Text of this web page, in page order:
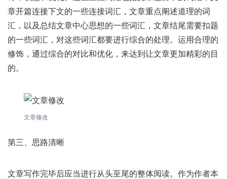
章开篇连接下文的一些连接词汇，文章重点阐述道理的词
汇，以及总结文章中心思想的一些词汇，文章结尾需要扣题
的一些词汇，对这些词汇都要进行综合的处理。运用合理的
修饰，通过综合的对比和优化，来达到让文章更加精彩的目
的。
文章修改
第三、思路清晰
文章写作完毕后应当进行从头至尾的整体阅读。作为作者本